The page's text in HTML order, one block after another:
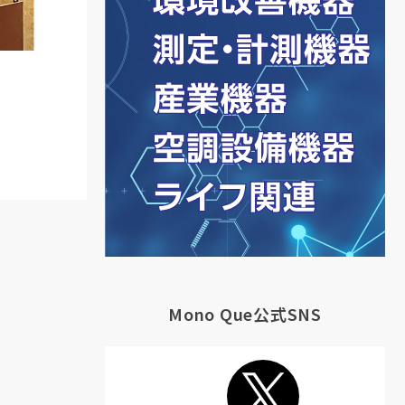
Mono Que公式SNS